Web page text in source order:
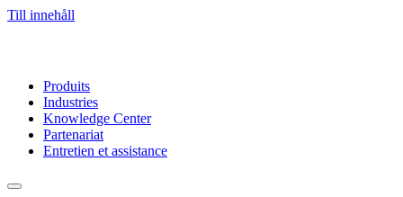
Till innehåll
Produits
Industries
Knowledge Center
Partenariat
Entretien et assistance